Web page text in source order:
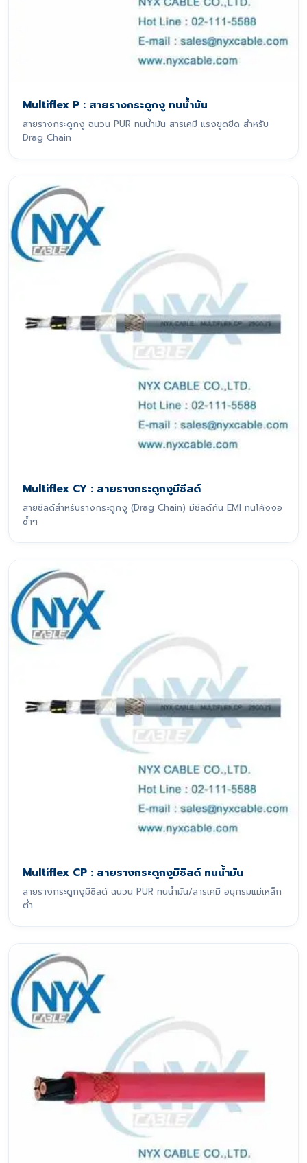
Multiflex P : สายรางกระดูกงู ทนน้ำมัน
สายรางกระดูกงู ฉนวน PUR ทนน้ำมัน สารเคมี แรงขูดขีด สำหรับ
Drag Chain
Multiflex CY : สายรางกระดูกงูมีชีลด์
สายชีลด์สำหรับรางกระดูกงู (Drag Chain) มีชีลด์กัน EMI ทนโค้งงอ
ซ้ำๆ
Multiflex CP : สายรางกระดูกงูมีชีลด์ ทนน้ำมัน
สายรางกระดูกงูมีชีลด์ ฉนวน PUR ทนน้ำมัน/สารเคมี อนุกรมแม่เหล็ก
ต่ำ